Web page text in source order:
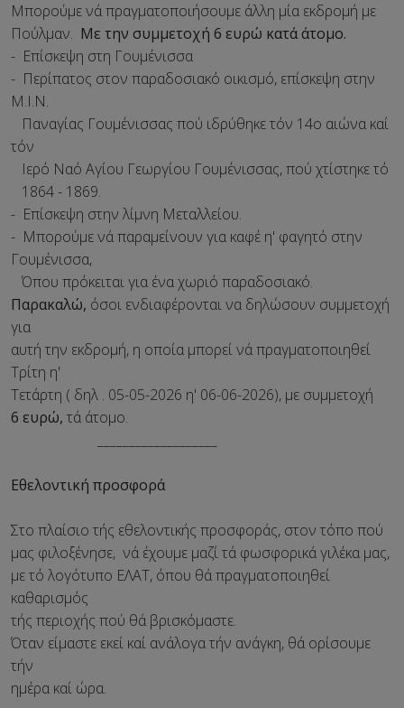
Μπορούμε νά πραγματοποιήσουμε άλλη μία εκδρομή με
Πούλμαν. Με την συμμετοχή 6 ευρώ κατά άτομο.
- Επίσκεψη στη Γουμένισσα
- Περίπατος στον παραδοσιακό οικισμό, επίσκεψη στην
Μ.Ι.Ν.
Παναγίας Γουμένισσας πού ιδρύθηκε τόν 14ο αιώνα καί
τόν
Ιερό Ναό Αγίου Γεωργίου Γουμένισσας, πού χτίστηκε τό
1864 - 1869.
- Επίσκεψη στην λίμνη Μεταλλείου.
- Μπορούμε νά παραμείνουν για καφέ η' φαγητό στην
Γουμένισσα,
Όπου πρόκειται για ένα χωριό παραδοσιακό.
Παρακαλώ, όσοι ενδιαφέρονται να δηλώσουν συμμετοχή
για
αυτή την εκδρομή, η οποία μπορεί νά πραγματοποιηθεί
Τρίτη η'
Τετάρτη ( δηλ . 05-05-2026 η' 06-06-2026), με συμμετοχή
6 ευρώ, τά άτομο.
Εθελοντική προσφορά
Στο πλαίσιο τής εθελοντικής προσφοράς, στον τόπο πού
μας φιλοξένησε, νά έχουμε μαζί τά φωσφορικά γιλέκα μας,
με τό λογότυπο ΕΛΑΤ, όπου θά πραγματοποιηθεί
καθαρισμός
τής περιοχής πού θά βρισκόμαστε.
Όταν είμαστε εκεί καί ανάλογα τήν ανάγκη, θά ορίσουμε
τήν
ημέρα καί ώρα.